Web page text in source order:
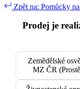
Zpět na: Pomůcky
Prodej je
Zemědělské
MZ ČR